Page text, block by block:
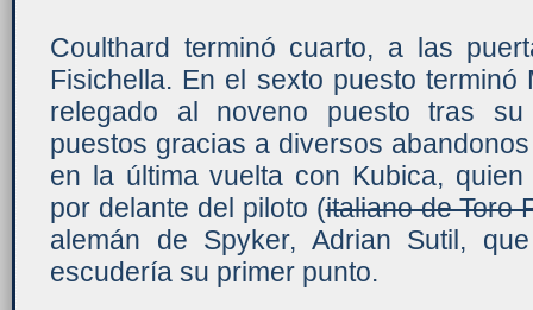
Coulthard terminó cuarto, a las
Fisichella. En el sexto puesto
relegado al noveno puesto tras su
puestos gracias a diversos
en la última vuelta con Kubica,
por delante del piloto (italiano de Toro
alemán de Spyker, Adrian Sutil,
escudería su primer punto.